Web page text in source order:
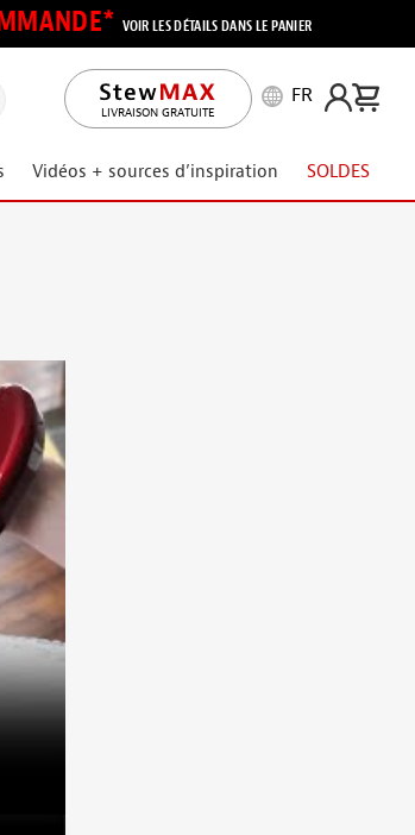
VOIR LES DÉTAILS DANS LE PANIER
LIVRAISON GRATUITE
FR
Vidéos + sources d’inspiration SOLDES